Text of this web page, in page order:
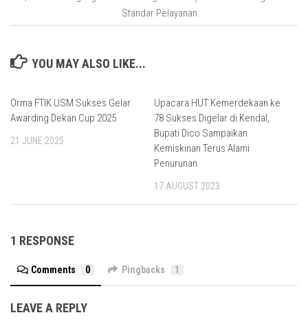
Standar Pelayanan
YOU MAY ALSO LIKE...
Orma FTIK USM Sukses Gelar
Awarding Dekan Cup 2025
21 JUNE 2025
Upacara HUT Kemerdekaan ke
78 Sukses Digelar di Kendal,
Bupati Dico Sampaikan
Kemiskinan Terus Alami
Penurunan
17 AUGUST 2023
1 RESPONSE
Comments 0 Pingbacks 1
LEAVE A REPLY